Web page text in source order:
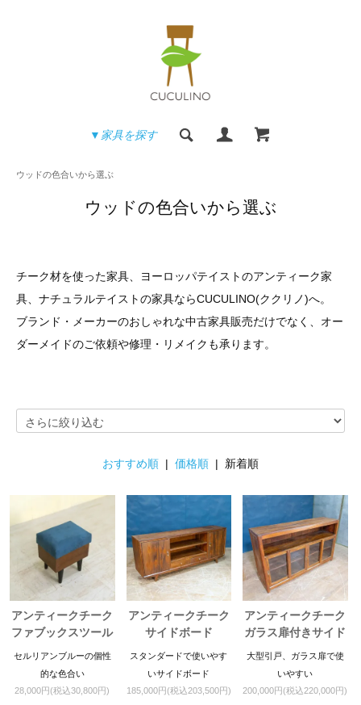
▼家具を探す
ウッドの色合いから選ぶ
ウッドの色合いから選ぶ
チーク材を使った家具、ヨーロッパテイストのアンティーク家
具、ナチュラルテイストの家具ならCUCULINO(ククリノ)へ。
ブランド・メーカーのおしゃれな中古家具販売だけでなく、オー
ダーメイドのご依頼や修理・リメイクも承ります。
おすすめ順 | 価格順 | 新着順
アンティークチーク
ファブックスツール
ブルー
セルリアンブルーの個性
的な色合い
28,000円(税込30,800円)
アンティークチーク
サイドボード
スタンダードで使いやす
いサイドボード
185,000円(税込203,500円)
アンティークチーク
ガラス扉付きサイド
ボード
大型引戸、ガラス扉で使
いやすい
200,000円(税込220,000円)